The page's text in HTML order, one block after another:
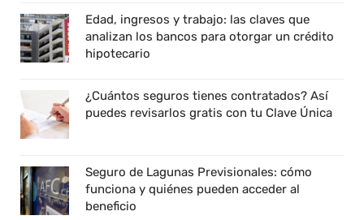
Edad, ingresos y trabajo: las claves que
analizan los bancos para otorgar un crédito
hipotecario
¿Cuántos seguros tienes contratados? Así
puedes revisarlos gratis con tu Clave Única
Seguro de Lagunas Previsionales: cómo
funciona y quiénes pueden acceder al
beneficio